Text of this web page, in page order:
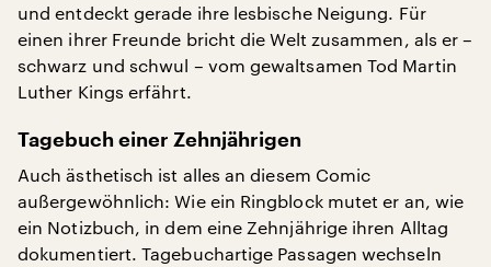
und entdeckt gerade ihre lesbische Neigung. Für
einen ihrer Freunde bricht die Welt zusammen, als er –
schwarz und schwul – vom gewaltsamen Tod Martin
Luther Kings erfährt.
Tagebuch einer Zehnjährigen
Auch ästhetisch ist alles an diesem Comic
außergewöhnlich: Wie ein Ringblock mutet er an, wie
ein Notizbuch, in dem eine Zehnjährige ihren Alltag
dokumentiert. Tagebuchartige Passagen wechseln